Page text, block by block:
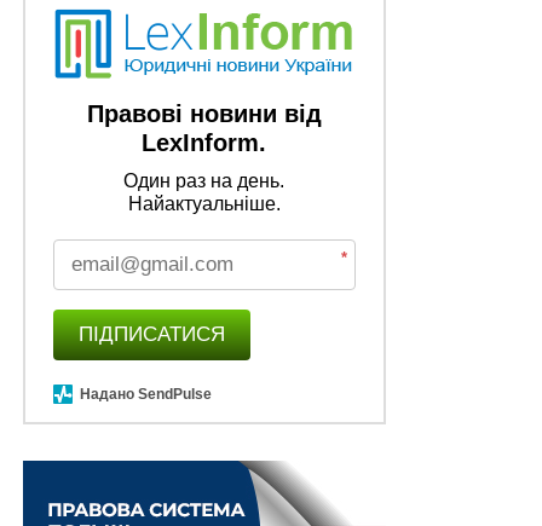
примірнику. У разі відсутності боржника під час опису
активів примірник постанови про опис та арешт
майна (коштів) надсилається боржнику в порядку,
визначеному ст. 28 Закону України «Про виконавче
провадження».
Передання активів від АРМА зберігачеві
оформлюється актом приймання-передавання
активів за формою згідно з додатком до цього
Порядку.
Реалізація активів здійснюється відповідно до
Порядку реалізації арештованого майна,
затвердженого наказом Міністерства юстиції України
Правові новини від
LexInform.
Один раз на день.
Найактуальніше.
*
ПІДПИСАТИСЯ
Надано SendPulse